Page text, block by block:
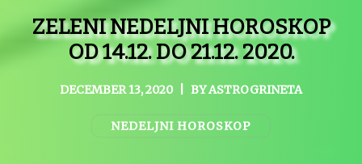
ZELENI NEDELJNI HOROSKOP
OD 14.12. DO 21.12. 2020.
DECEMBER 13, 2020 BYASTROGRINETA
NEDELJNI HOROSKOP